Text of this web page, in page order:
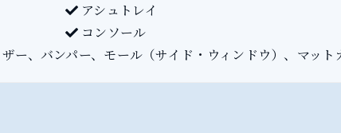
アシュトレイ
コンソール
ー、バンパー、モール（サイド・ウィンドウ）、マッ